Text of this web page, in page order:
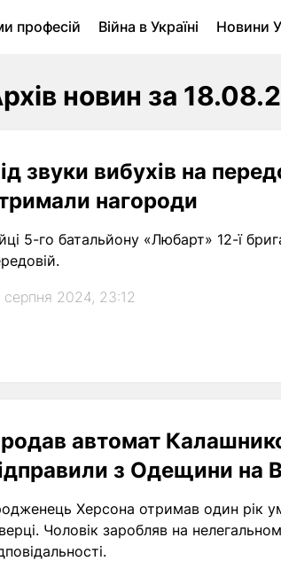
професій Війна в Україні Новини
новин за
звуки вибухів на
нагороди
5-го батальйону «Любарт» 12-ї
серпня 2024, 23:12
автомат
з Одещини на
Херсона отримав один рік
Чоловік заробляв на